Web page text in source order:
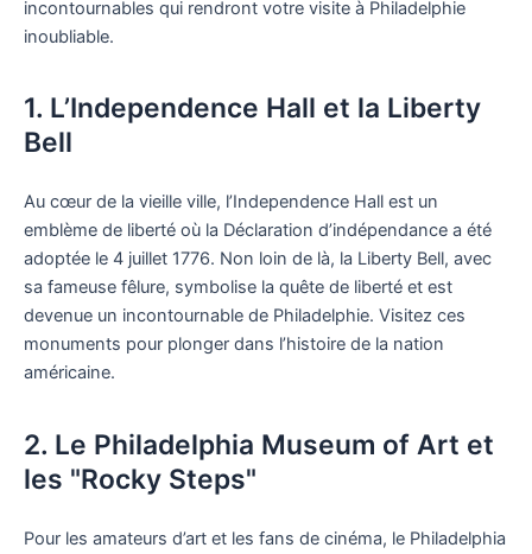
incontournables qui rendront votre visite à Philadelphie
inoubliable.
1. L’Independence Hall et la Liberty
Bell
Au cœur de la vieille ville, l’Independence Hall est un
emblème de liberté où la Déclaration d’indépendance a été
adoptée le 4 juillet 1776. Non loin de là, la Liberty Bell, avec
sa fameuse fêlure, symbolise la quête de liberté et est
devenue un incontournable de Philadelphie. Visitez ces
monuments pour plonger dans l’histoire de la nation
américaine.
2. Le Philadelphia Museum of Art et
les "Rocky Steps"
Pour les amateurs d’art et les fans de cinéma, le Philadelphia